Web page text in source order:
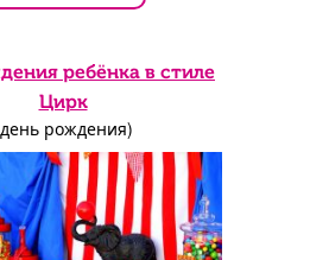
ребёнка в стиле
Цирк
рождения)